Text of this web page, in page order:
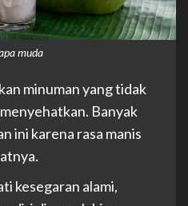
muda
minuman yang tidak
Banyak
ini karena rasa manis
kesegaran alami,